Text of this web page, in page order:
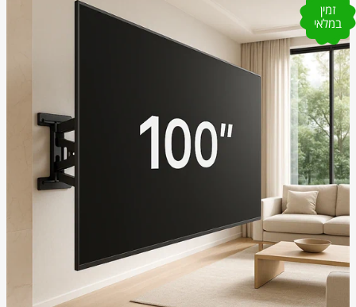
זמין
במלאי